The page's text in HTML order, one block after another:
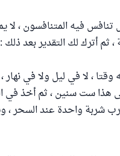
فيه المتنافسون ، لا
ثم أترك لك التقدير بعد ذلك :
، لا في ليل ولا في نهار ،
هذا ست سنين ، ثم أخذ في
شربة واحدة عند